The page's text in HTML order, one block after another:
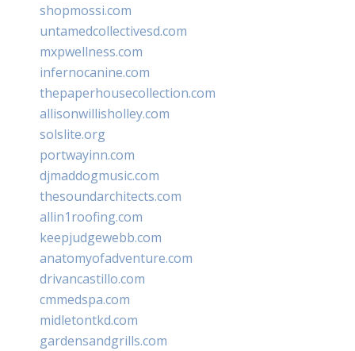
shopmossi.com
untamedcollectivesd.com
mxpwellness.com
infernocanine.com
thepaperhousecollection.com
allisonwillisholley.com
solslite.org
portwayinn.com
djmaddogmusic.com
thesoundarchitects.com
allin1roofing.com
keepjudgewebb.com
anatomyofadventure.com
drivancastillo.com
cmmedspa.com
midletontkd.com
gardensandgrills.com